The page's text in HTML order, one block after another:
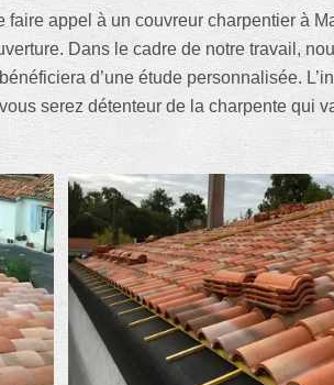
appel à un couvreur charpentier à
Dans le cadre de notre travail,
d’une étude personnalisée.
serez détenteur de la charpente qui